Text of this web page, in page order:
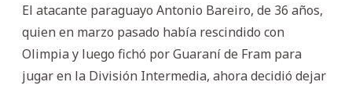
El atacante paraguayo Antonio Bareiro, de 36 años,
quien en marzo pasado había rescindido con
Olimpia y luego fichó por Guaraní de Fram para
jugar en la División Intermedia, ahora decidió dejar